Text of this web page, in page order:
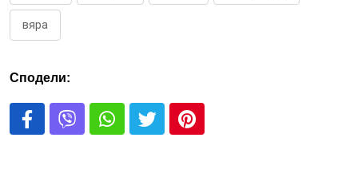
вяра
Сподели: